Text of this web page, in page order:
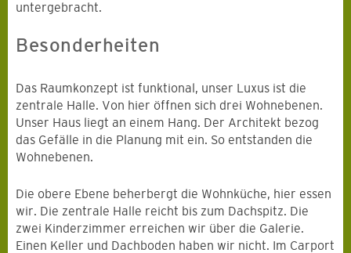
untergebracht.
Besonderheiten
Das Raumkonzept ist funktional, unser Luxus ist die
zentrale Halle. Von hier öffnen sich drei Wohnebenen.
Unser Haus liegt an einem Hang. Der Architekt bezog
das Gefälle in die Planung mit ein. So entstanden die
Wohnebenen.
Die obere Ebene beherbergt die Wohnküche, hier essen
wir. Die zentrale Halle reicht bis zum Dachspitz. Die
zwei Kinderzimmer erreichen wir über die Galerie.
Einen Keller und Dachboden haben wir nicht. Im Carport